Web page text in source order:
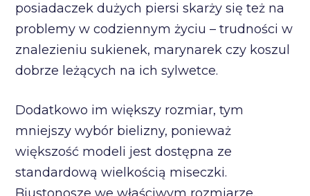
posiadaczek dużych piersi skarży się też na
problemy w codziennym życiu – trudności w
znalezieniu sukienek, marynarek czy koszul
dobrze leżących na ich sylwetce.
Dodatkowo im większy rozmiar, tym
mniejszy wybór bielizny, ponieważ
większość modeli jest dostępna ze
standardową wielkością miseczki.